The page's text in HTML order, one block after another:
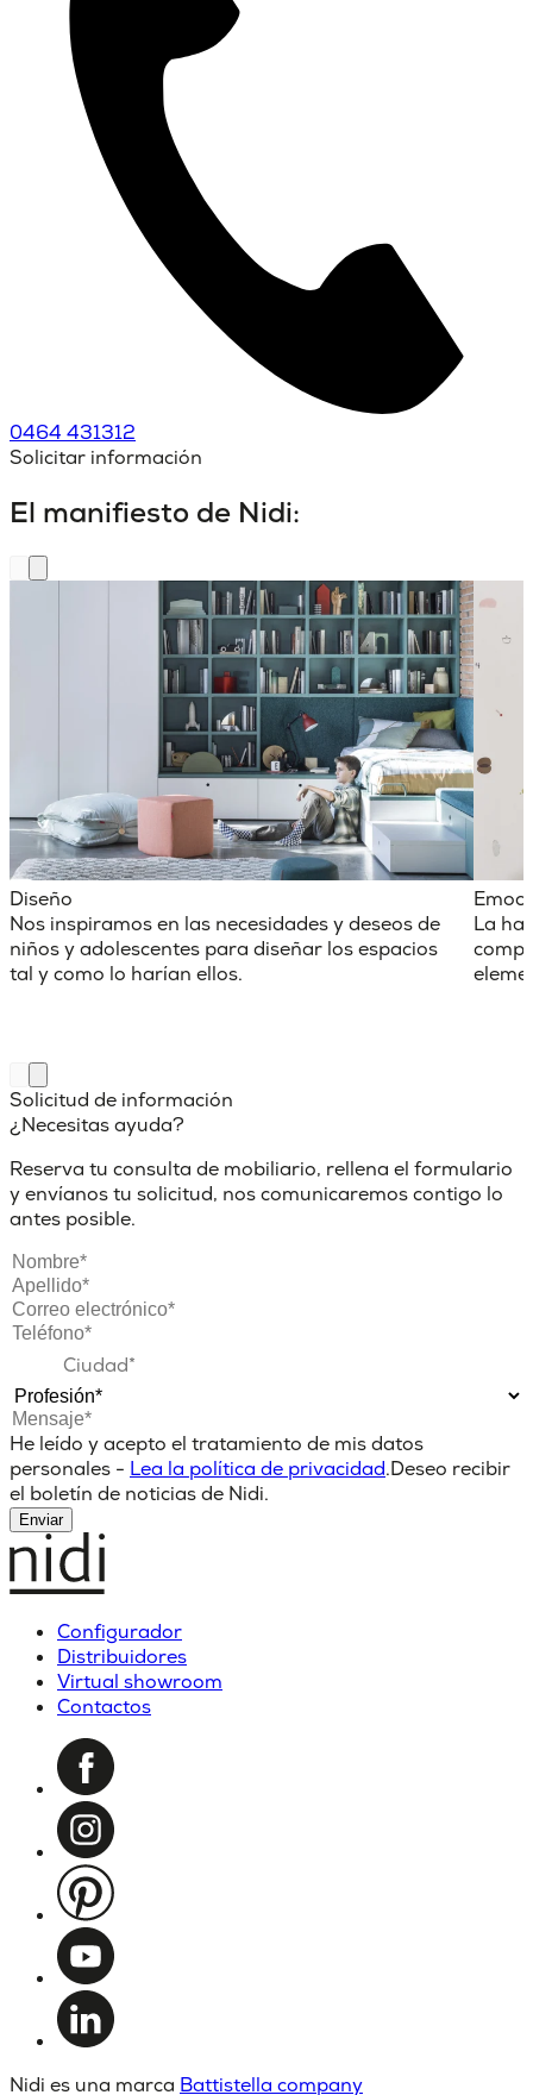
0464 431312
Solicitar información
El manifiesto de Nidi:
Diseño
Nos inspiramos en las necesidades y deseos de
niños y adolescentes para diseñar los espacios
tal y como lo harían ellos.
La
Solicitud de información
¿Necesitas ayuda?
Reserva tu consulta de mobiliario, rellena el formulario
y envíanos tu solicitud, nos comunicaremos contigo lo
antes posible.
He leído y acepto el tratamiento de mis datos
personales - Lea la política de privacidad.Deseo recibir
el boletín de noticias de Nidi.
Enviar
Configurador
Distribuidores
Virtual showroom
Contactos
Nidi es una marca Battistella company